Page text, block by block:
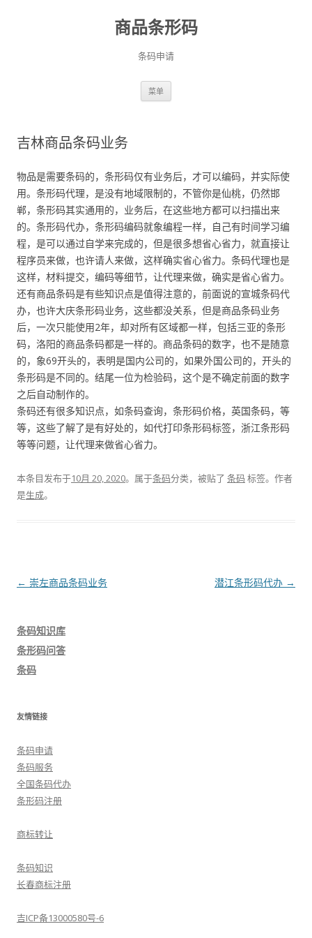
商品条形码
条码申请
菜单
吉林商品条码业务
物品是需要条码的，条形码仅有业务后，才可以编码，并实际使
用。条形码代理，是没有地域限制的，不管你是仙桃，仍然邯
郸，条形码其实通用的，业务后，在这些地方都可以扫描出来
的。条形码代办，条形码编码就象编程一样，自己有时间学习编
程，是可以通过自学来完成的，但是很多想省心省力，就直接让
程序员来做，也许请人来做，这样确实省心省力。条码代理也是
这样，材料提交，编码等细节，让代理来做，确实是省心省力。
还有商品条码是有些知识点是值得注意的，前面说的宣城条码代
办，也许大庆条形码业务，这些都没关系，但是商品条码业务
后，一次只能使用2年，却对所有区域都一样，包括三亚的条形
码，洛阳的商品条码都是一样的。商品条码的数字，也不是随意
的，象69开头的，表明是国内公司的，如果外国公司的，开头的
条形码是不同的。结尾一位为检验码，这个是不确定前面的数字
之后自动制作的。
条码还有很多知识点，如条码查询，条形码价格，英国条码，等
等，这些了解了是有好处的，如代打印条形码标签，浙江条形码
等等问题，让代理来做省心省力。
本条目发布于10月 20, 2020。属于条码分类，被贴了 条码 标签。 作者
是生成。
文
← 崇左商品条码业务 潜江条形码代办 →
条码知识库
条形码问答
条码
友情链接
条码申请
条码服务
全国条码代办
条形码注册
商标转让
条码知识
长春商标注册
吉ICP备13000580号-6